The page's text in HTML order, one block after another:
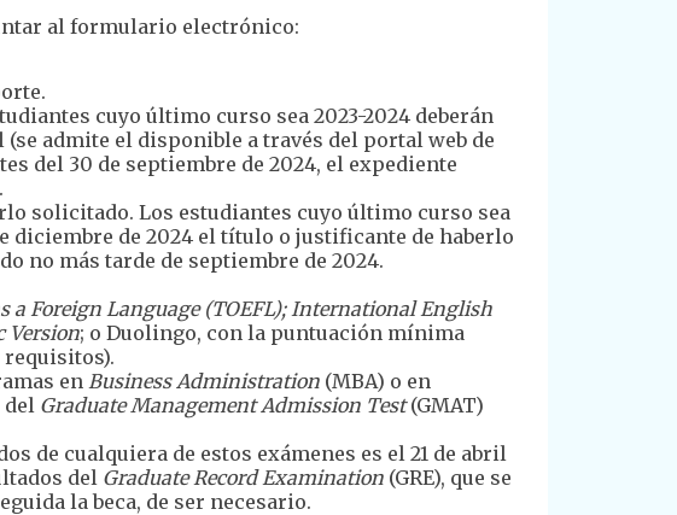
al formulario electrónico:
cuyo último curso sea 2023-2024 deberán
admite el disponible a través del portal web de
del 30 de septiembre de 2024, el expediente
solicitado. Los estudiantes cuyo último curso sea
diciembre de 2024 el título o justificante de haberlo
no más tarde de septiembre de 2024.
a Foreign Language (TOEFL); International English
Version; o Duolingo, con la puntuación mínima
requisitos).
en Business Administration(MBA) o en
Graduate Management Admission Test(GMAT)
de cualquiera de estos exámenes es el 21 de abril
del Graduate Record Examination(GRE), que se
la beca, de ser necesario.